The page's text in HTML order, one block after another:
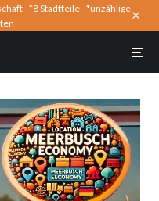
- *8 Stadtteile - *unzählige